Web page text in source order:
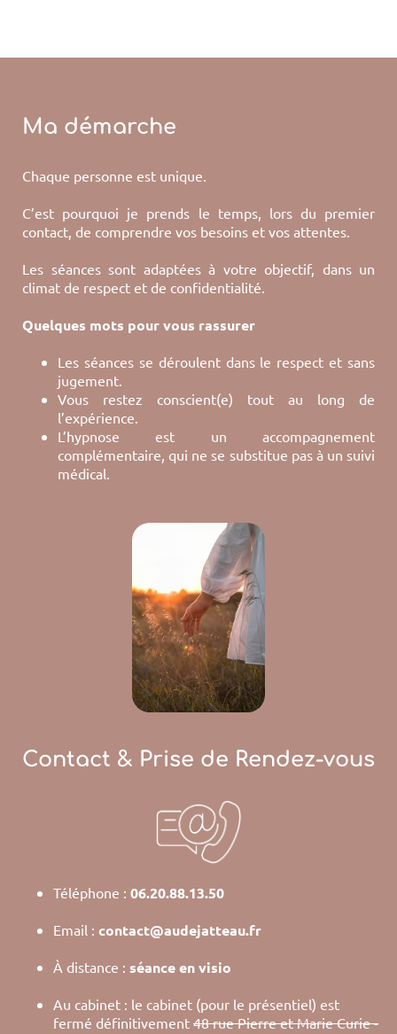
Ma démarche
Chaque personne est unique.
C’est pourquoi je prends le temps, lors du premier
contact, de comprendre vos besoins et vos attentes.
Les séances sont adaptées à votre objectif, dans un
climat de respect et de confidentialité.
Quelques mots pour vous rassurer
Les séances se déroulent dans le respect et sans
jugement.
Vous restez conscient(e) tout au long de
l’expérience.
L’hypnose est un accompagnement
complémentaire, qui ne se substitue pas à un suivi
médical.
Contact & Prise de Rendez-vous
Téléphone : 06.20.88.13.50
Email : contact@audejatteau.fr
À distance : séance en visio
Au cabinet : le cabinet (pour le présentiel) est
fermé définitivement 48 rue Pierre et Marie Curie -